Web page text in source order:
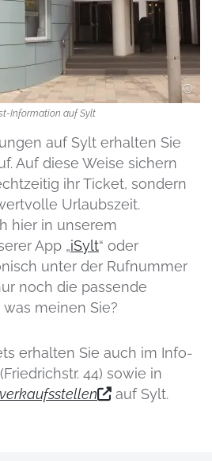
Information auf Sylt
auf Sylt erhalten Sie
Auf diese Weise sichern
ihr Ticket, sondern
Urlaubszeit.
hier in unserem
App „iSylt“ oder
unter der Rufnummer
noch die passende
was meinen Sie?
erhalten Sie auch im Info-
44) sowie in
auf Sylt.